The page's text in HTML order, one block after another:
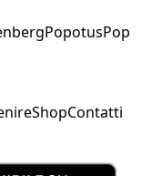
PopotusPop
ShopContatti